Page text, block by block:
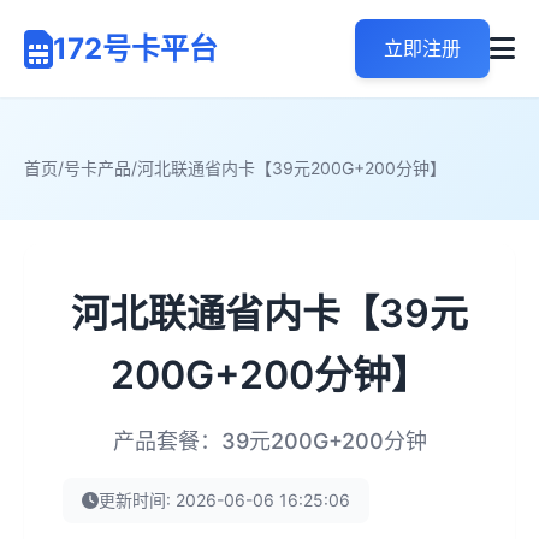
172号卡平台 立即注册
首页/号卡产品/河北联通省内卡【39元200G+200分钟】
河北联通省内卡【39元
200G+200分钟】
产品套餐：39元200G+200分钟
更新时间: 2026-06-06 16:25:06